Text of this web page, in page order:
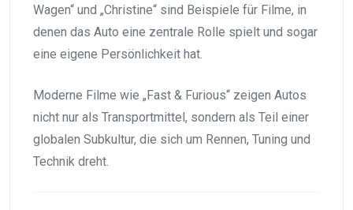
Wagen“ und „Christine“ sind Beispiele für Filme, in
denen das Auto eine zentrale Rolle spielt und sogar
eine eigene Persönlichkeit hat.
Moderne Filme wie „Fast & Furious“ zeigen Autos
nicht nur als Transportmittel, sondern als Teil einer
globalen Subkultur, die sich um Rennen, Tuning und
Technik dreht.